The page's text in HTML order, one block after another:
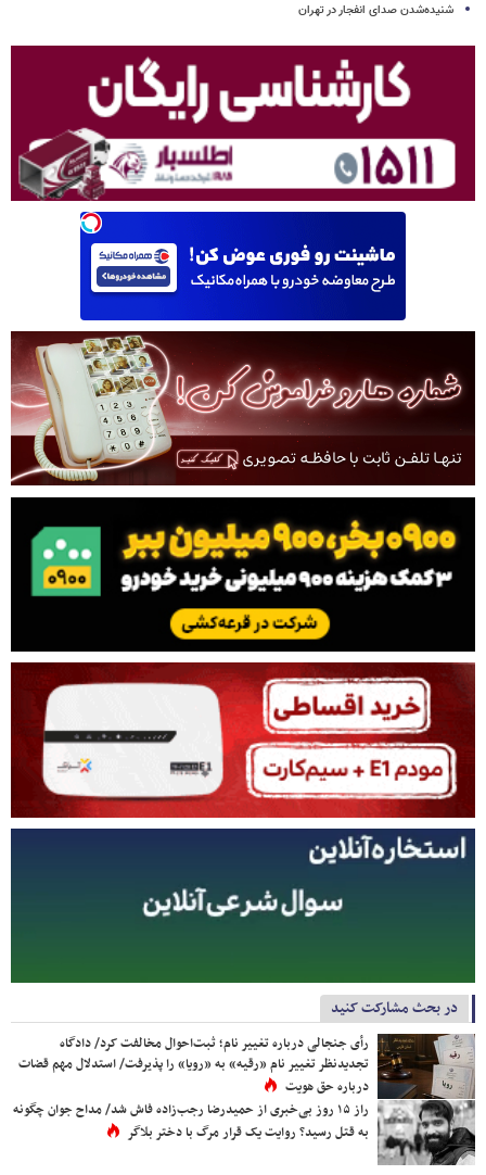
شنیده‌شدن صدای انفجار در تهران
در بحث مشارکت کنید
رأی جنجالی درباره تغییر نام؛ ثبت‌احوال مخالفت کرد/ دادگاه
تجدیدنظر تغییر نام «رقیه» به «رویا» را پذیرفت/ استدلال مهم قضات
درباره حق هویت
راز ۱۵ روز بی‌خبری از حمیدرضا رجب‌زاده فاش شد/ مداح جوان چگونه
به قتل رسید؟ روایت یک قرار مرگ با دختر بلاگر